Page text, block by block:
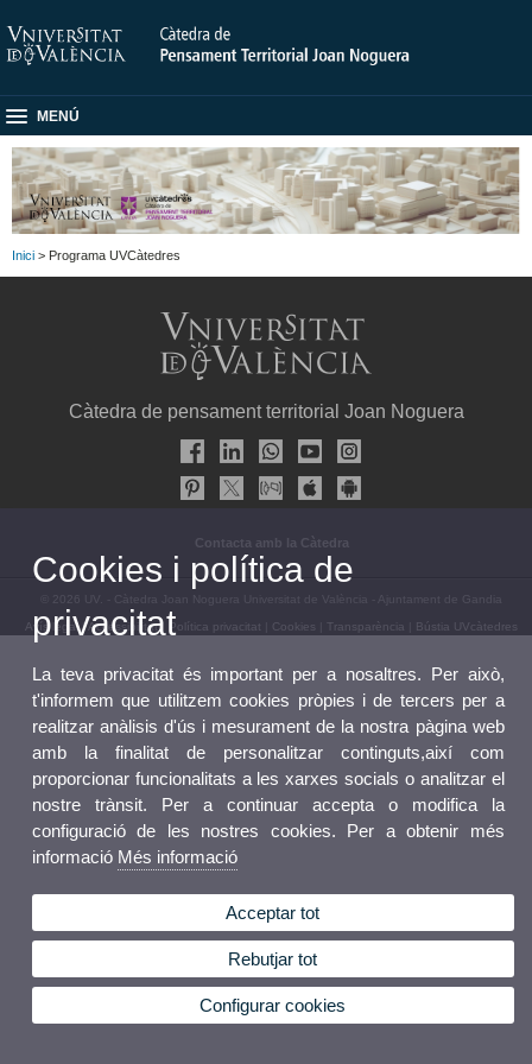
MENÚ
Inici > Programa UVCàtedres
Càtedra de pensament territorial Joan Noguera
Contacta amb la Càtedra
© 2026 UV. - Càtedra Joan Noguera Universitat de València - Ajuntament de Gandia
Avís legal|Accessibilitat| Política privacitat Cookies Transparència Bústia UVcàtedres
Cookies i política de
privacitat
La teva privacitat és important per a nosaltres. Per això,
t'informem que utilitzem cookies pròpies i de tercers per a
realitzar anàlisis d'ús i mesurament de la nostra pàgina web
amb la finalitat de personalitzar continguts,així com
proporcionar funcionalitats a les xarxes socials o analitzar el
nostre trànsit. Per a continuar accepta o modifica la
configuració de les nostres cookies. Per a obtenir més
informació Més informació
Acceptar tot
Rebutjar tot
Configurar cookies